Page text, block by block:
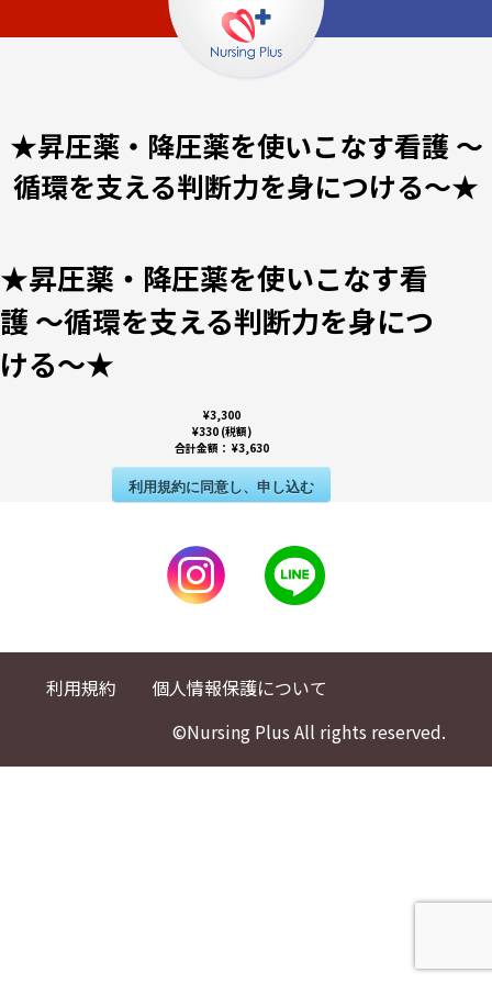
★昇圧薬・降圧薬を使いこなす看護 ～
循環を支える判断力を身につける～★
★昇圧薬・降圧薬を使いこなす看
護 ～循環を支える判断力を身につ
ける～★
¥3,300
¥330 (税額)
合計金額： ¥3,630
利用規約に同意し、申し込む
利用規約
個人情報保護について
©Nursing Plus All rights reserved.